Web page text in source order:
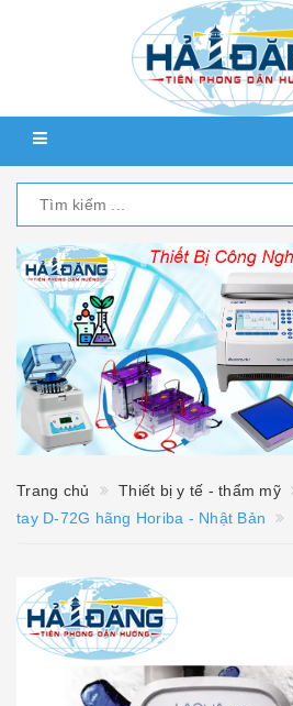
Trang chủ Thiết bị y tế - thẩm mỹ
tay D-72G hãng Horiba - Nhật Bản